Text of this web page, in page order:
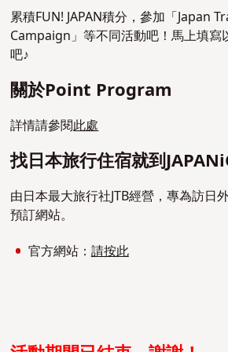
累積FUN! JAPAN積分，參加「Japan
Campaign」等不同活動吧！馬上填寫
吧♪
關於Point Program
詳情請參閱此處
找日本旅行住宿就到
由日本最大旅行社JTB經營，專為訪日
預訂網站。
官方網站：請按此